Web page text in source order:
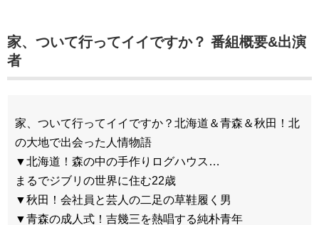
家、ついて行ってイイですか？ 番組概要&出演
者
家、ついて行ってイイですか？北海道＆青森＆秋田！北
の大地で出会った人情物語
▼北海道！森の中の手作りログハウス…
まるでジブリの世界に住む22歳
▼秋田！会社員と芸人の二足の草鞋履く男
▼青森の成人式！吉幾三を熱唱する純朴青年